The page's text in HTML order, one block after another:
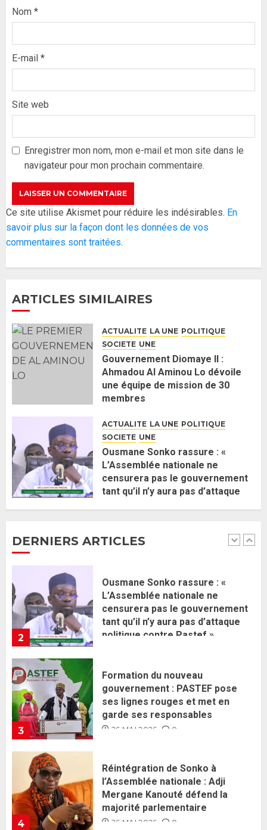
Nom *
E-mail *
Site web
Enregistrer mon nom, mon e-mail et mon site dans le
navigateur pour mon prochain commentaire.
Ce site utilise Akismet pour réduire les indésirables. En
savoir plus sur la façon dont les données de vos
commentaires sont traitées.
ARTICLES SIMILAIRES
ACTUALITE LA UNE POLITIQUE
SOCIETE UNE
Gouvernement Diomaye II :
Ahmadou Al Aminou Lo dévoile
une équipe de mission de 30
membres
ACTUALITE LA UNE POLITIQUE
SOCIETE UNE
Ousmane Sonko rassure : «
L’Assemblée nationale ne
censurera pas le gouvernement
tant qu’il n’y aura pas d’attaque
DERNIERS ARTICLES
Formation du nouveau
ses lignes rouges et met en
garde ses responsables
26 MAI 2026 0
4
Réintégration de Sonko à
l’Assemblée nationale : Adji
Mergane Kanouté défend la
5
J’espère me tromper »
26 MAI 2026
1
Gouvernement Diomaye II :
une équipe de mission de 30
membres
2 JUIN 2026 0
2
Ousmane Sonko rassure : «
politique contre Pastef »
3
Formation du nouveau
gouvernement : PASTEF pose
ses lignes rouges et met en
garde ses responsables
26 MAI 2026 0
4
Réintégration de Sonko à
l’Assemblée nationale : Adji
Mergane Kanouté défend la
majorité parlementaire
26 MAI 2026 0
5
Guy Marius Sagna inquiet après la
nomination d’Al Aminou Lo : «
J’espère me tromper »
26 MAI 2026 0